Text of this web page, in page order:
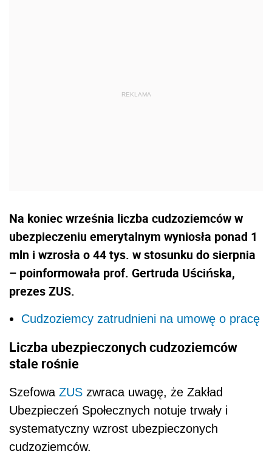
Na koniec września liczba cudzoziemców w
ubezpieczeniu emerytalnym wyniosła ponad 1
mln i wzrosła o 44 tys. w stosunku do sierpnia
– poinformowała prof. Gertruda Uścińska,
prezes ZUS.
Cudzoziemcy zatrudnieni na umowę o pracę
Liczba ubezpieczonych cudzoziemców
stale rośnie
Szefowa ZUS zwraca uwagę, że Zakład
Ubezpieczeń Społecznych notuje trwały i
systematyczny wzrost ubezpieczonych
cudzoziemców.